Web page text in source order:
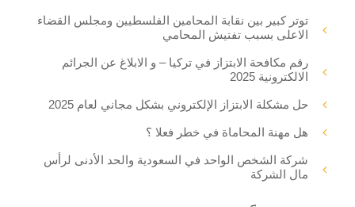
توتر كبير بين نقابة المحامين الفلسطيين ومجلس القضاء
الاعلى بسبب تفتيش المحامي
رقم مكافحة الابتزاز في تركيا – و الابلاغ عن الجرائم
الالكترونية 2025
حل مشكلة الابتزاز الإلكتروني بشكل مجاني لعام 2025
هل مهنة المحاماة في خطر فعلا ؟
شركة الشخص الواحد في السعودية والحد الأدنى لرأس
مال الشركة